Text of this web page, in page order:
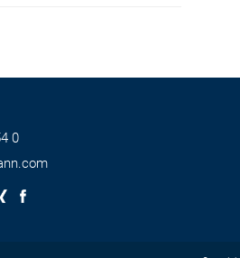
0